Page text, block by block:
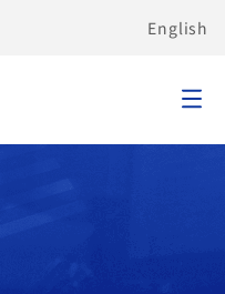
English
人指數 PMI